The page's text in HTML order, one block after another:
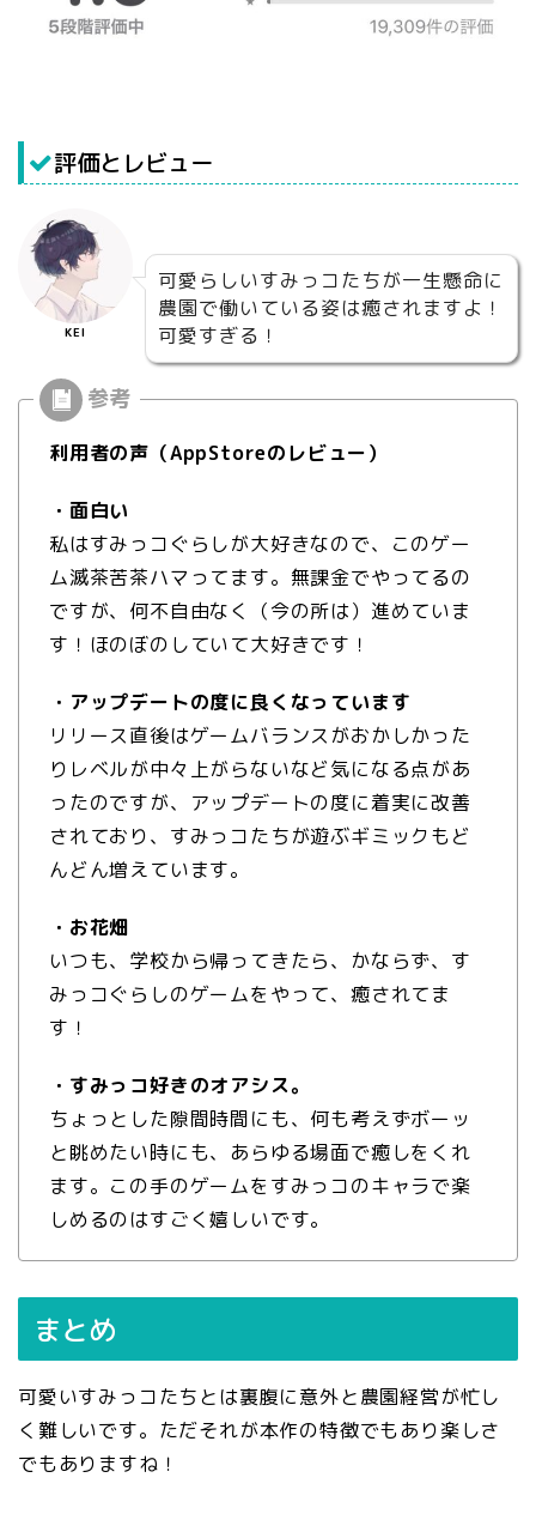
評価とレビュー
KEI
可愛らしいすみっコたちが一生懸命に
農園で働いている姿は癒されますよ！
可愛すぎる！
利用者の声（AppStoreのレビュー）
・面白い
私はすみっコぐらしが大好きなので、このゲー
ム滅茶苦茶ハマってます。無課金でやってるの
ですが、何不自由なく（今の所は）進めていま
す！ほのぼのしていて大好きです！
・アップデートの度に良くなっています
リリース直後はゲームバランスがおかしかった
りレベルが中々上がらないなど気になる点があ
ったのですが、アップデートの度に着実に改善
されており、すみっコたちが遊ぶギミックもど
んどん増えています。
・お花畑
いつも、学校から帰ってきたら、かならず、す
みっコぐらしのゲームをやって、癒されてま
す！
・すみっコ好きのオアシス。
ちょっとした隙間時間にも、何も考えずボーッ
と眺めたい時にも、あらゆる場面で癒しをくれ
ます。この手のゲームをすみっコのキャラで楽
しめるのはすごく嬉しいです。
まとめ
可愛いすみっコたちとは裏腹に意外と農園経営が忙し
く難しいです。ただそれが本作の特徴でもあり楽しさ
でもありますね！